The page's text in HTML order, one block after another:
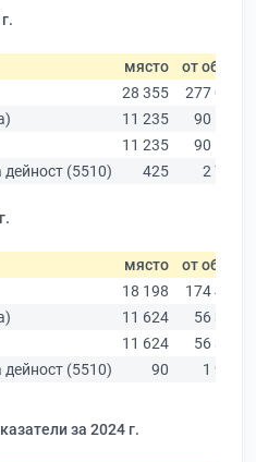
място от общо
28 355
277 019
11 235
90 178
11 235
90 178
(5510)
425 2 770
място от общо
18 198
174 403
11 624
56 378
11 624
56 378
(5510)
90 1 922
за 2024 г.